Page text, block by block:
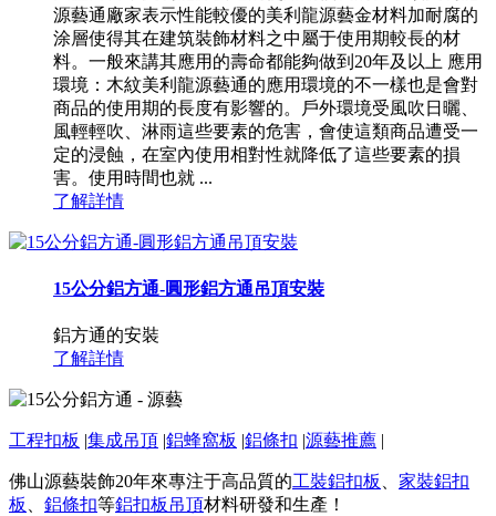
源藝通廠家表示性能較優的美利龍源藝金材料加耐腐的
涂層使得其在建筑裝飾材料之中屬于使用期較長的材
料。一般來講其應用的壽命都能夠做到20年及以上 應用
環境：木紋美利龍源藝通的應用環境的不一樣也是會對
商品的使用期的長度有影響的。戶外環境受風吹日曬、
風輕輕吹、淋雨這些要素的危害，會使這類商品遭受一
定的浸蝕，在室內使用相對性就降低了這些要素的損
害。使用時間也就 ...
了解詳情
15公分鋁方通-圓形鋁方通吊頂安裝
鋁方通的安裝
了解詳情
工程扣板 |集成吊頂 |鋁蜂窩板 |鋁條扣 |源藝推薦 |
佛山源藝裝飾20年來專注于高品質的工裝鋁扣板
家裝鋁扣
板
鋁條扣等鋁扣板吊頂材料研發和生產！